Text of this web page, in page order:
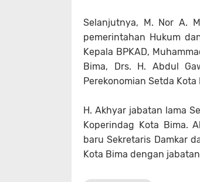
Selanjutnya, M. Nor A.
pemerintahan Hukum
Kepala BPKAD,
Bima, Drs. H. Abdul
Perekonomian Setda Kota
H. Akhyar jabatan lama
Koperindag Kota Bima.
baru Sekretaris Damkar
Kota Bima dengan